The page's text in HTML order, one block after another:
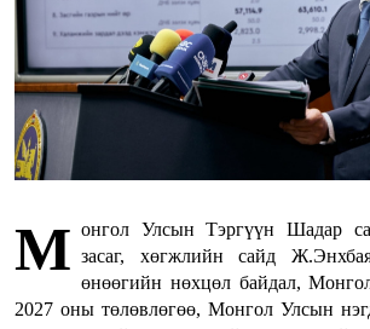
М онгол Улсын Тэргүүн Шадар
засаг, хөгжлийн сайд
өнөөгийн нөхцөл байдал,
2027 оны төлөвлөгөө, Монгол Улсын